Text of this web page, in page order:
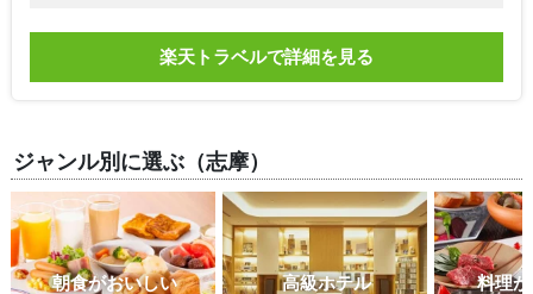
楽天トラベルで詳細を見る
ジャンル別に選ぶ（志摩）
朝食がおいしい 高級ホテル 料理